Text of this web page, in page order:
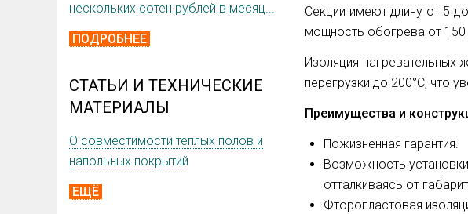
нескольких сотен рублей в месяц...
ПОДРОБНЕЕ
СТАТЬИ И ТЕХНИЧЕСКИЕ
МАТЕРИАЛЫ
О совместимости теплых полов и
напольных покрытий
ЕЩЁ
Секции имеют длину от 5
мощность обогрева от
Изоляция нагревательных
перегрузки до 200°С, что
Преимущества и
Пожизненная гарантия.
Возможность
отталкиваясь от
Фторопластовая